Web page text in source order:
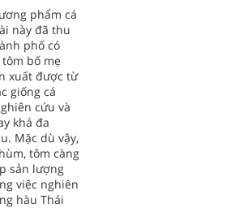
phẩm cá
này đã thu
phố có
bố mẹ
xuất được từ
giống cá
cứu và
khá đa
Mặc dù vậy,
tôm càng
sản lượng
việc nghiên
hàu Thái